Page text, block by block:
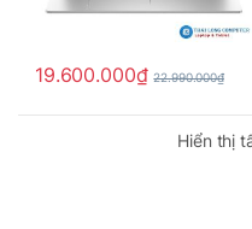
19.600.000₫ 22.990.000₫
Hiển thị